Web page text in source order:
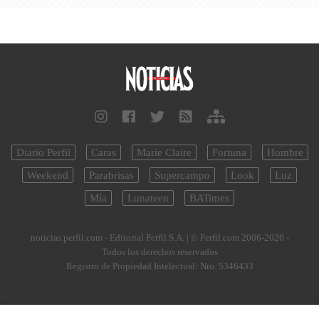
Diario Perfil Caras Marie Claire Fortuna
Hombre
Weekend
Parabrisas Supercampo Look
Luz
Mía
Lunateen BATimes
noticias.perfil.com - Editorial Perfil S.A. | © Perfil.com 2006-2026 -
Todos los derechos reservados
Registro de Propiedad Intelectual: Nro. 5346433